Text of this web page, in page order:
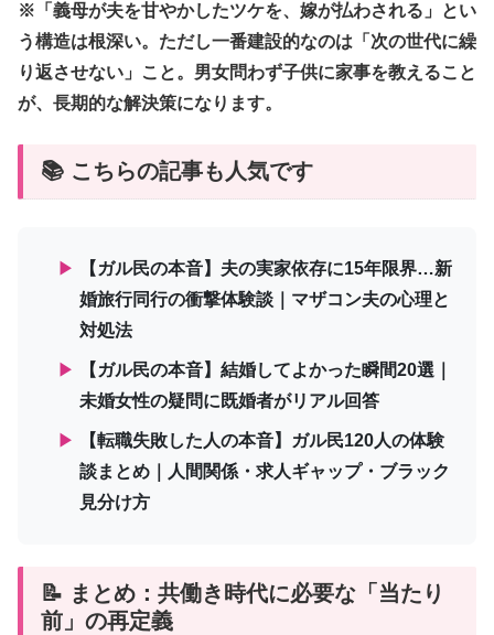
※「義母が夫を甘やかしたツケを、嫁が払わされる」とい
う構造は根深い。ただし一番建設的なのは「次の世代に繰
り返させない」こと。男女問わず子供に家事を教えること
が、長期的な解決策になります。
📚 こちらの記事も人気です
▶
【ガル民の本音】夫の実家依存に15年限界…新
婚旅行同行の衝撃体験談｜マザコン夫の心理と
対処法
▶
【ガル民の本音】結婚してよかった瞬間20選｜
未婚女性の疑問に既婚者がリアル回答
▶
【転職失敗した人の本音】ガル民120人の体験
談まとめ｜人間関係・求人ギャップ・ブラック
見分け方
📝 まとめ：共働き時代に必要な「当たり
前」の再定義